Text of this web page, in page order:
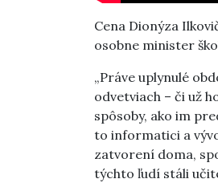
Cena Dionýza
osobne minister
„Práve uplynulé
odvetviach – či už
spôsoby, ako im
to informatici a
zatvorení doma,
týchto ľudí stáli